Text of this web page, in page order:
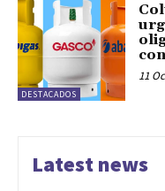
DESTACADOS
11
Latest news